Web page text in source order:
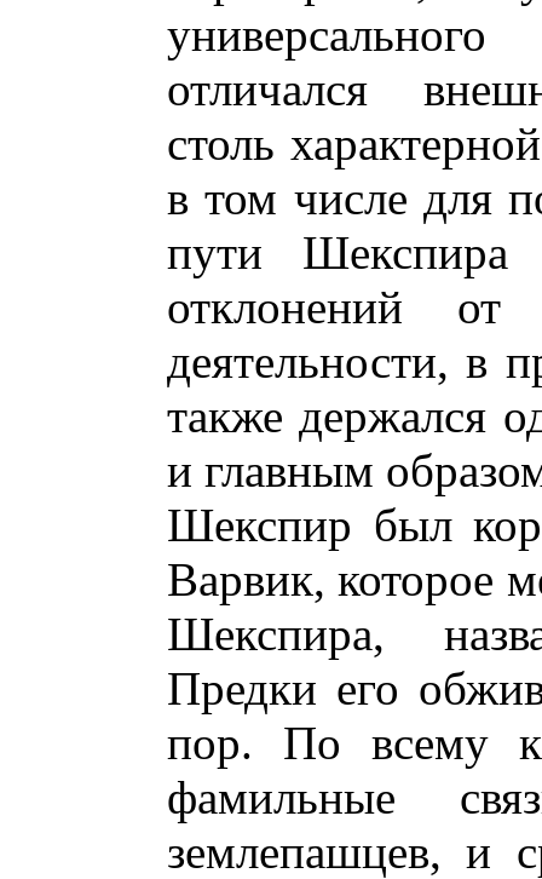
отличался
столь
в том числе для
пути Шекспира
отклонений от
деятельности, в
также держался
и главным
Шекспир был
Варвик, которое
Шекспира,
Предки его
пор. По всему
фамильные
землепашцев, и